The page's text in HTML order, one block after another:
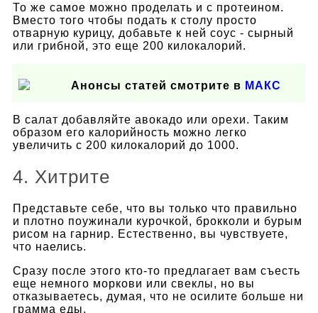
То же самое можно проделать и с протеином.
Вместо того чтобы подать к столу просто
отварную курицу, добавьте к ней соус - сырный
или грибной, это еще 200 килокалорий.
Анонсы статей смотрите в МАКС
В салат добавляйте авокадо или орехи. Таким
образом его калорийность можно легко
увеличить с 200 килокалорий до 1000.
4. Хитрите
Представьте себе, что вы только что правильно
и плотно поужинали курочкой, брокколи и бурым
рисом на гарнир. Естественно, вы чувствуете,
что наелись.
Сразу после этого кто-то предлагает вам съесть
еще немного моркови или свеклы, но вы
отказываетесь, думая, что не осилите больше ни
грамма еды.